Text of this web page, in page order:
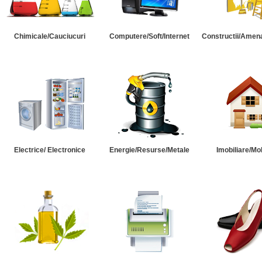
Chimicale/Cauciucuri Computere/Soft/Internet Constructii/
Electrice/ Electronice Energie/Resurse/Metale Imobiliare/